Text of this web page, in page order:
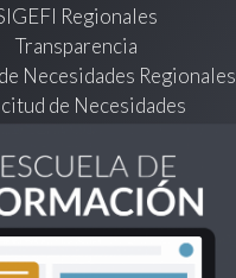
Regionales
Transparencia
Necesidades Regionales
de Necesidades